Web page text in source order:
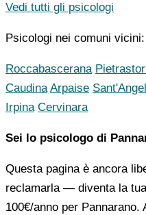
Vedi tutti gli psicologi
Psicologi nei comuni vicini:
Roccabascerana
Caudina Arpaise
Irpina Cervinara
Sei lo psicologo di
Questa pagina è ancora
reclamarla — diventa la
100€/anno per Pannarano.